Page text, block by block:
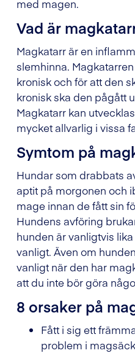
med magen.
Vad är
Magkatarr är en
slemhinna.
kronisk och för att den
kronisk ska den pågått
Magkatarr kan
mycket allvarlig i vissa
Symtom på
Hundar som drabbats
aptit på morgonen och
mage innan de fått sin
Hundens avföring
hunden är vanligtvis
vanligt. Även om
vanligt när den har
att du inte bör göra
8 orsaker på
Fått i sig ett
problem i